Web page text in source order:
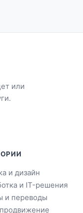
или
и дизайн
и IT-решения
и переводы
продвижение